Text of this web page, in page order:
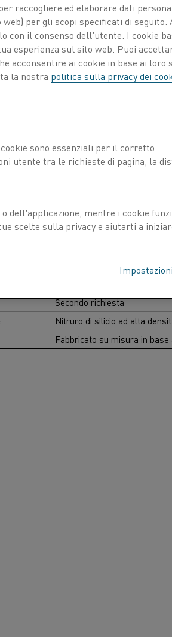
Settori
Secondo richiesta
Nitruro di silicio ad alta
Fabbricato su misura in
raccogliere ed elaborare dati
per gli scopi specificati di seguito.
con il consenso dell'utente. I cookie
esperienza sul sito web. Puoi
acconsentire ai cookie in base ai loro
la nostra politica sulla privacy dei
sono essenziali per il corretto
utente tra le richieste di pagina, la
dell'applicazione, mentre i cookie
scelte sulla privacy e aiutarti a